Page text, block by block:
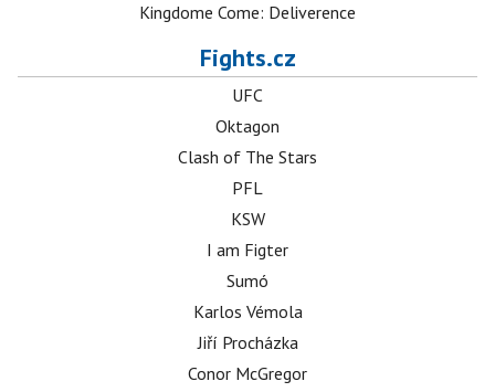
Kingdome Come: Deliverence
Fights.cz
UFC
Oktagon
Clash of The Stars
PFL
KSW
I am Figter
Sumó
Karlos Vémola
Jiří Procházka
Conor McGregor